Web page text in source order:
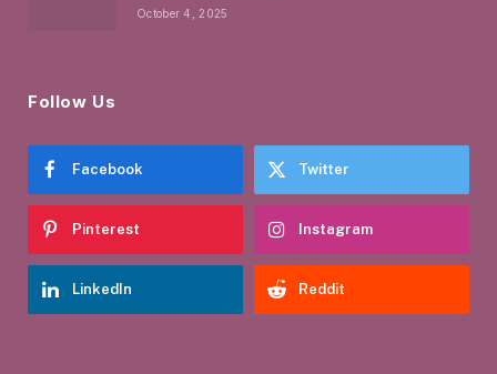
October 4, 2025
Follow Us
Facebook Twitter
Pinterest Instagram
LinkedIn Reddit